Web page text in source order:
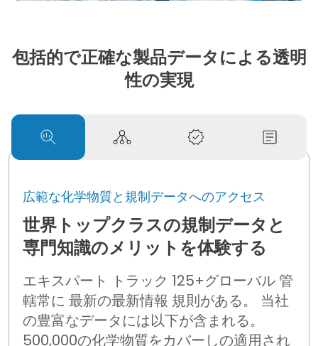
包括的で正確な製品データによる透明
性の実現
世界トップクラスの規制データと
専門知識のメリットを体験する
エキスパート トラック 125+グローバル管
轄常に 最新の最新情報 規則がある。 当社
の豊富なデータには以下が含まれる。
500,000の化学物質をカバーしの適用され
広範な化学物質と規制データへのアクセス